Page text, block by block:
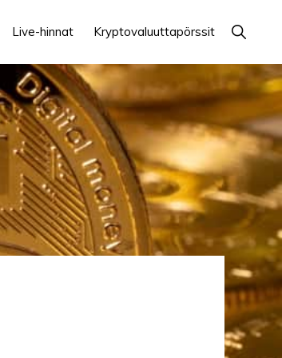
Live-hinnat Kryptovaluuttapörssit Näytä
haku